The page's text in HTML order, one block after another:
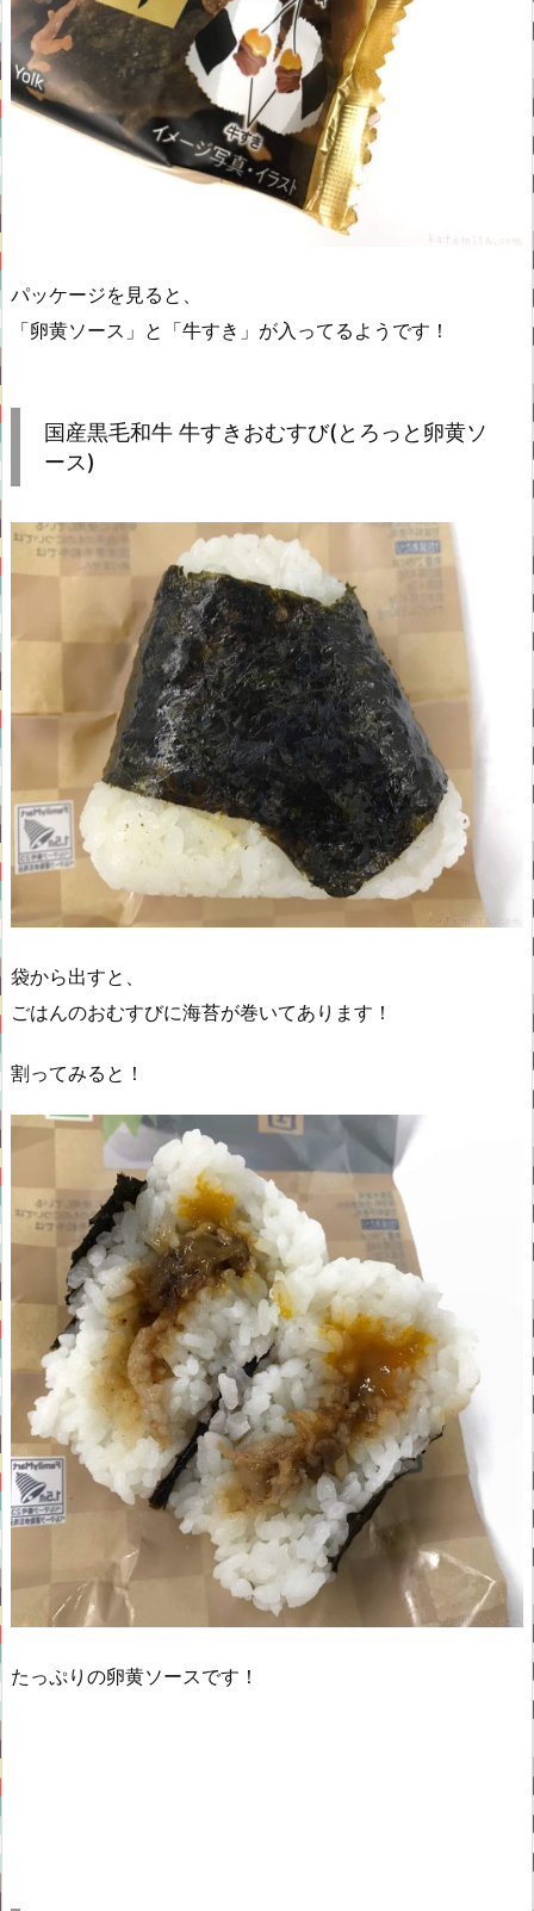
パッケージを見ると、
「卵黄ソース」と「牛すき」が入ってるようです！
国産黒毛和牛 牛すきおむすび(とろっと卵黄ソ
ース)
袋から出すと、
ごはんのおむすびに海苔が巻いてあります！
割ってみると！
たっぷりの卵黄ソースです！